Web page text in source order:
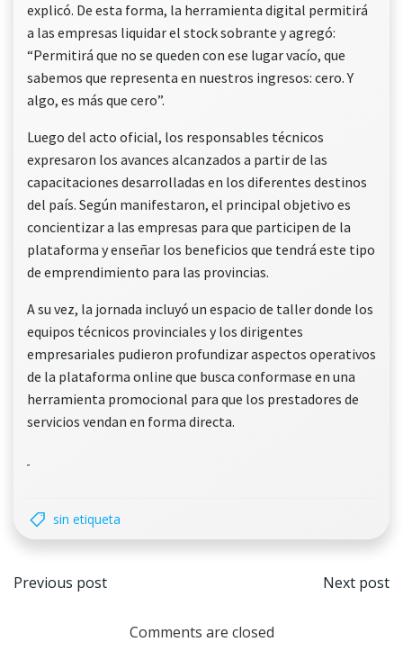
explicó. De esta forma, la herramienta digital permitirá
a las empresas liquidar el stock sobrante y agregó:
“Permitirá que no se queden con ese lugar vacío, que
sabemos que representa en nuestros ingresos: cero. Y
algo, es más que cero”.
Luego del acto oficial, los responsables técnicos
expresaron los avances alcanzados a partir de las
capacitaciones desarrolladas en los diferentes destinos
del país. Según manifestaron, el principal objetivo es
concientizar a las empresas para que participen de la
plataforma y enseñar los beneficios que tendrá este tipo
de emprendimiento para las provincias.
A su vez, la jornada incluyó un espacio de taller donde los
equipos técnicos provinciales y los dirigentes
empresariales pudieron profundizar aspectos operativos
de la plataforma online que busca conformase en una
herramienta promocional para que los prestadores de
servicios vendan en forma directa.
sin etiqueta
Navegación
Previous post Next post
Comments are closed